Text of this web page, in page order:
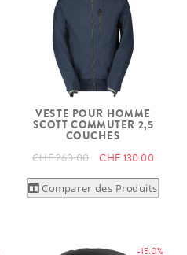
VESTE POUR HOMME
SCOTT COMMUTER 2,5
COUCHES
CHF 260.00 CHF 130.00
Comparer des Produits
-15.0%